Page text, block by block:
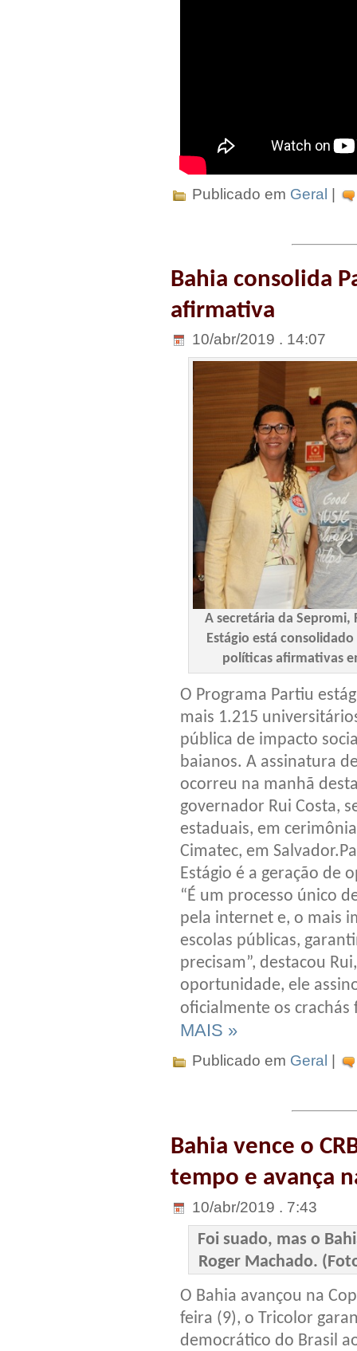
Publicado em Geral |
Bahia consolida
afirmativa
10/abr/2019 . 14:07
A secretária da Sepromi,
Estágio está
políticas afirmativas
O Programa Partiu
mais 1.215
pública de impacto
baianos. A assinatura
ocorreu na manhã
governador Rui Costa,
estaduais, em
Cimatec, em
Estágio é a geração de
“É um processo único
pela internet e, o mais
escolas públicas,
precisam”, destacou
oportunidade, ele
oficialmente os
MAIS »
Publicado em Geral
Bahia vence o
tempo e avança
10/abr/2019 . 7:43
Foi suado, mas o
Roger Machado.
O Bahia avançou na
feira (9), o Tricolor
democrático do Brasil